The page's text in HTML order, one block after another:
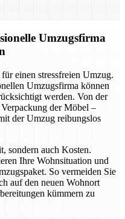
Umzugsfirma
einen stressfreien Umzug.
Umzugsfirma können
werden. Von der
der Möbel –
der Umzug reibungslos
sondern auch Kosten.
Ihre Wohnsituation und
So vermeiden Sie
auf den neuen Wohnort
kümmern zu